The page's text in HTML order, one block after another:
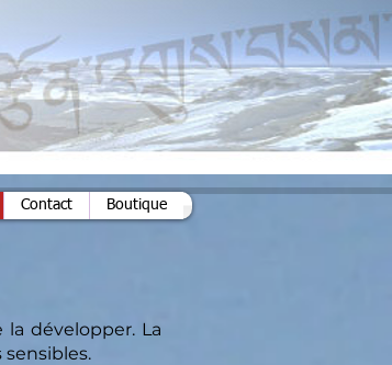
Contact Boutique
développer. La